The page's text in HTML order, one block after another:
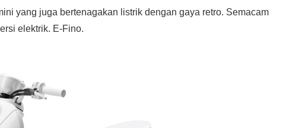
yang juga bertenagakan listrik dengan gaya retro. Semacam
elektrik. E-Fino.